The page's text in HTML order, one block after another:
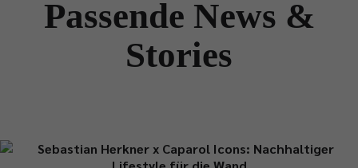
Passende News &
Stories